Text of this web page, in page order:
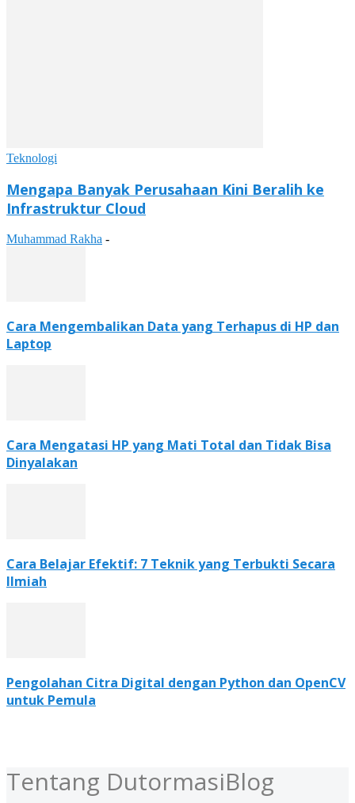
Teknologi
Mengapa Banyak Perusahaan Kini Beralih ke
Infrastruktur Cloud
Muhammad Rakha -
Cara Mengembalikan Data yang Terhapus di HP dan
Laptop
Cara Mengatasi HP yang Mati Total dan Tidak Bisa
Dinyalakan
Cara Belajar Efektif: 7 Teknik yang Terbukti Secara
Ilmiah
Pengolahan Citra Digital dengan Python dan OpenCV
untuk Pemula
Tentang DutormasiBlog